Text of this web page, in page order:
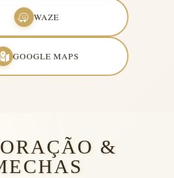
WAZE
GOOGLE MAPS
&